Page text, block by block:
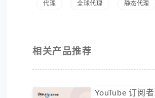
代理 全球代理 静态代理
相关产品推荐
YouTube 订阅